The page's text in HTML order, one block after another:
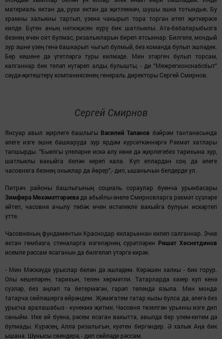
материаль яктан да, рухи яктан да җитлеккәч, шушы эшкә тотындык. Бу
храмны халыкны тартып , үзенә чакырып тора торган итеп җиткерәсе
килде. Бүген аның нәтиҗәсен күрү бик шатлыклы. Ата-бабаларыбызга
безнең өчен оят булмас, ризалыкларын биреп ятсыннар. Билгеле, мондый
зур эшне үзең генә башкарып чыгып булмый, без команда булып эшләдек.
Бер кешене дә үгетләргә туры килмәде. Мин этәргеч булып торсам,
калганнар бик теләп күтәреп алды, булышты, - ди "Межрегионснабсбыт"
сәүдә-җитештерү компаниясенең генераль директоры Сергей Смирнов.
Сергей Смирнов
Янсуар авыл җирлеге башлыгы Василий Таланов бәйрәмтантанасында
әлеге изге эшне башкаруда зур ярдәм күрсәткәннәргә Рәхмәт хатлары
тапшырды. "Быелгы үлеләрне искә алу көне дә җирлегебез тарихына зур,
шатлыклы вакыйга белән кереп кала. Күп еллардан соң да әлеге
часовняга безнең оныклар да йөрер",- дип, ышанычын белдерде ул.
Питрәч районы башлыгының социаль сораулар буенча урынбасары
Зимфира Мөхәмәтгәрәева да абыйлы-энеле Смирновларга рәхмәт сүзләре
әйтеп, часовня ачылу төбәк өчен истәлекле вакыйга булуын искәртеп
үтте.
Часовняның фундаментын Краснодар якларыннан килеп салганнар. Эчке
яктан гөмбәзгә, стеналарга изгеләрнең сурәтләрен Ришат Хөснетдинов
исемле рәссам ясаганын да билгеләп үтәргә кирәк.
- Мин Мәскәүдә урыслар белән дә эшләдем. Керәшен халкы - бик горур.
Олы кешеләрен, тарихын, телен хөрмәтли. Татарларда хәзер күп кенә
сүзләр, без аңлап та бетермәгән, гарәп телендә языла. Мин монда
татарча сөйләшергә өйрәндем. Җәмәгатем татар кызы булса да, әлегә без
урысча аралашабыз - күнекмә җитми. Часовня төзелгән урынны изге дип
саныйм. Ике ай буена, рәсем ясаган вакытта, авылда бер үлем-китем дә
булмады. Күрәсең, Алла ризалыгын, куәтен биргәндер. Ә халык Аңа бик
ышана. Шунысы сөендерә, - дип сөйләде рәссам.